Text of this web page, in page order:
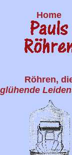
Home
Röhren,
glühende